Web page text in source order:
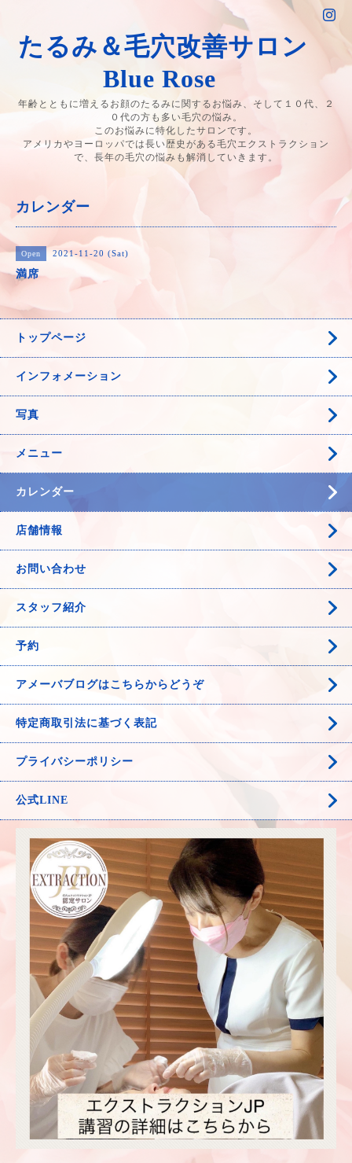
たるみ＆毛穴改善サロン
Blue Rose
年齢とともに増えるお顔のたるみに関するお悩み、そして１０代、２
０代の方も多い毛穴の悩み。
このお悩みに特化したサロンです。
アメリカやヨーロッパでは長い歴史がある毛穴エクストラクション
で、長年の毛穴の悩みも解消していきます。
カレンダー
Open 2021-11-20 (Sat)
満席
トップページ
インフォメーション
写真
メニュー
カレンダー
店舗情報
お問い合わせ
スタッフ紹介
予約
アメーバブログはこちらからどうぞ
特定商取引法に基づく表記
プライバシーポリシー
公式LINE